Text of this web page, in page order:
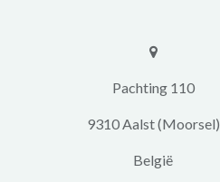
​​Pachting 110
9310 Aalst (Moorsel)
​België